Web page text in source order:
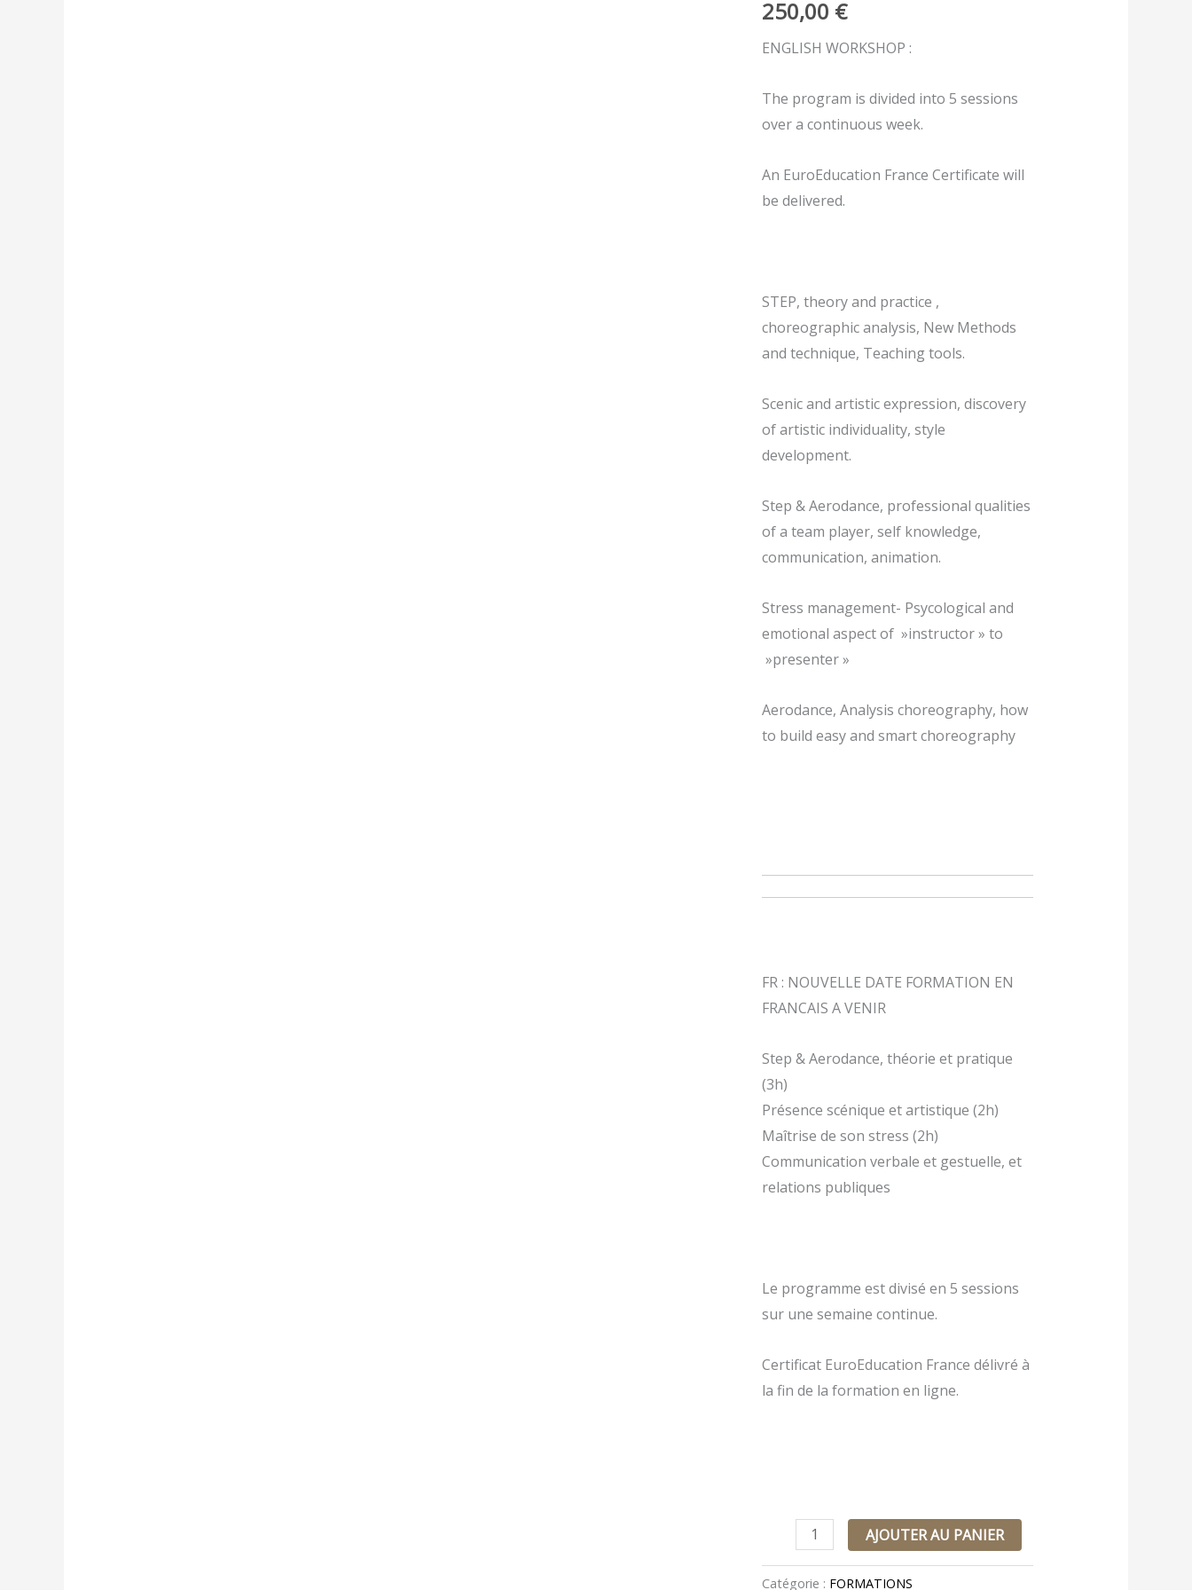
250,00 €
ENGLISH WORKSHOP :
The program is divided into 5 sessions
over a continuous week.
An EuroEducation France Certificate will
be delivered.
STEP, theory and practice ,
choreographic analysis, New Methods
and technique, Teaching tools.
Scenic and artistic expression, discovery
of artistic individuality, style
development.
Step & Aerodance, professional qualities
of a team player, self knowledge,
communication, animation.
Stress management- Psycological and
emotional aspect of »instructor » to
»presenter »
Aerodance, Analysis choreography, how
to build easy and smart choreography
FR : NOUVELLE DATE FORMATION EN
FRANCAIS A VENIR
Step & Aerodance, théorie et pratique
(3h)
Présence scénique et artistique (2h)
Maîtrise de son stress (2h)
Communication verbale et gestuelle, et
relations publiques
Le programme est divisé en 5 sessions
sur une semaine continue.
Certificat EuroEducation France délivré à
la fin de la formation en ligne.
Week
Online
AJOUTER AU PANIER
Catégorie : FORMATIONS